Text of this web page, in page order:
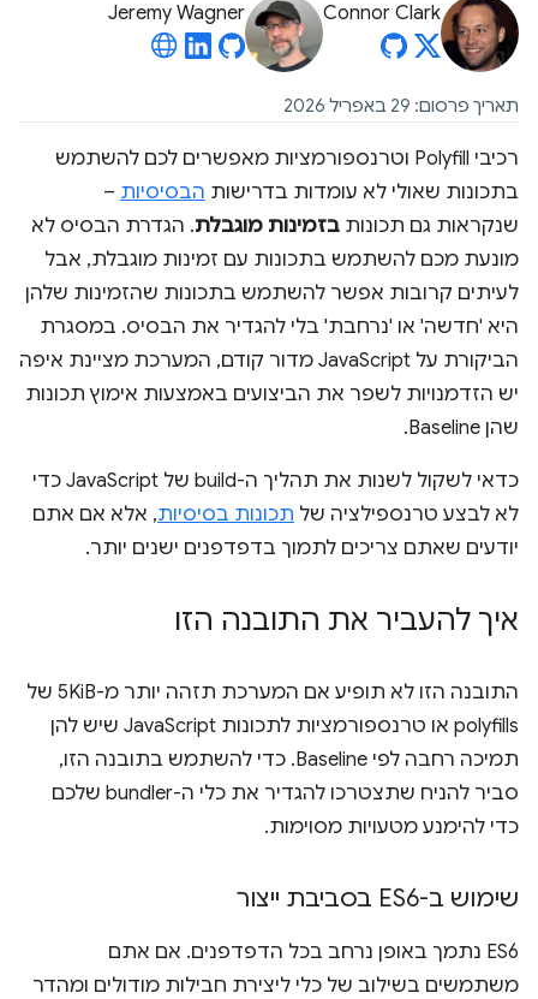
Connor Clark
Jeremy Wagner
תאריך פרסום: 29 באפריל 2026
רכיבי Polyfill וטרנספורמציות מאפשרים לכם להשתמש
בתכונות שאולי לא עומדות בדרישות הבסיסיות –
שנקראות גם תכונות בזמינות מוגבלת. הגדרת הבסיס לא
מונעת מכם להשתמש בתכונות עם זמינות מוגבלת, אבל
לעיתים קרובות אפשר להשתמש בתכונות שהזמינות שלהן
היא 'חדשה' או 'נרחבת' בלי להגדיר את הבסיס. במסגרת
הביקורת על JavaScript מדור קודם, המערכת מציינת איפה
יש הזדמנויות לשפר את הביצועים באמצעות אימוץ תכונות
שהן Baseline.
כדאי לשקול לשנות את תהליך ה-build של JavaScript כדי
לא לבצע טרנספילציה של תכונות בסיסיות, אלא אם אתם
יודעים שאתם צריכים לתמוך בדפדפנים ישנים יותר.
איך להעביר את התובנה הזו
התובנה הזו לא תופיע אם המערכת תזהה יותר מ-5KiB של
polyfills או טרנספורמציות לתכונות JavaScript שיש להן
תמיכה רחבה לפי Baseline. כדי להשתמש בתובנה הזו,
סביר להניח שתצטרכו להגדיר את כלי ה-bundler שלכם
כדי להימנע מטעויות מסוימות.
שימוש ב-ES6 בסביבת ייצור
‫ES6 נתמך באופן נרחב בכל הדפדפנים. אם אתם
משתמשים בשילוב של כלי ליצירת חבילות מודולים ומהדר